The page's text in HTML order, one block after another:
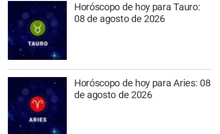
Horóscopo de hoy para Tauro:
08 de agosto de 2026
Horóscopo de hoy para Aries: 08
de agosto de 2026